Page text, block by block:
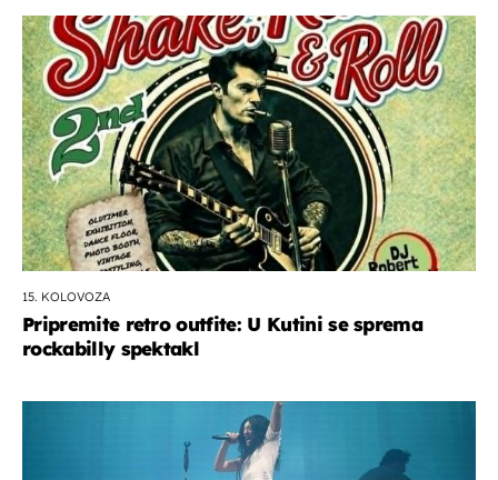
15. KOLOVOZA
Pripremite retro outfite: U Kutini se sprema
rockabilly spektakl